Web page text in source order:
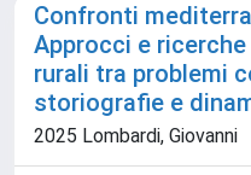
Confronti
Approcci e
rurali tra problemi
storiografie e
2025 Lombardi, Giovanni